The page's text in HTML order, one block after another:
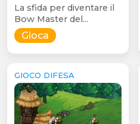
La sfida per diventare il
Bow Master del...
Gioca
GIOCO DIFESA